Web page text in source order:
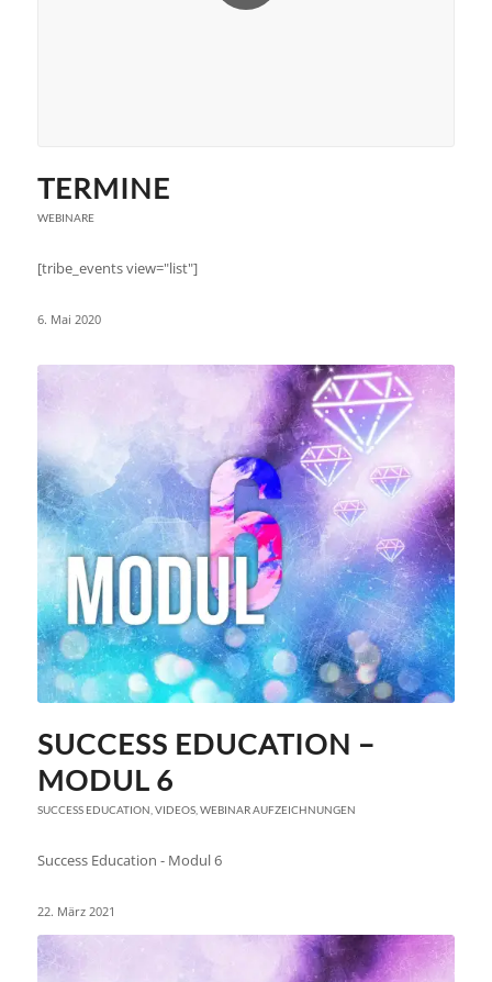
TERMINE
WEBINARE
[tribe_events view="list"]
6. Mai 2020
SUCCESS EDUCATION –
MODUL 6
SUCCESS EDUCATION VIDEOS, WEBINAR AUFZEICHNUNGEN
Success Education - Modul 6
22. März 2021